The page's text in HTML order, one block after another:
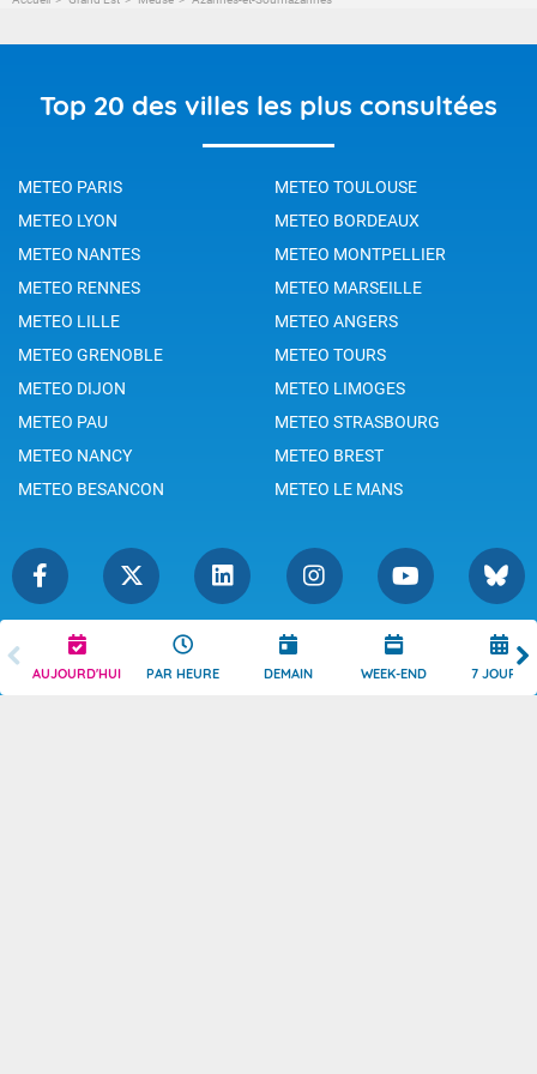
AUJOURD'HUI PAR HEURE DEMAIN WEEK-END 7 JOURS
Top 20 des villes les plus consultées
METEO PARIS
METEO TOULOUSE
METEO LYON
METEO BORDEAUX
METEO NANTES
METEO MONTPELLIER
METEO RENNES
METEO MARSEILLE
METEO LILLE
METEO ANGERS
METEO GRENOBLE
METEO TOURS
METEO DIJON
METEO LIMOGES
METEO PAU
METEO STRASBOURG
METEO NANCY
METEO BREST
METEO BESANCON
METEO LE MANS